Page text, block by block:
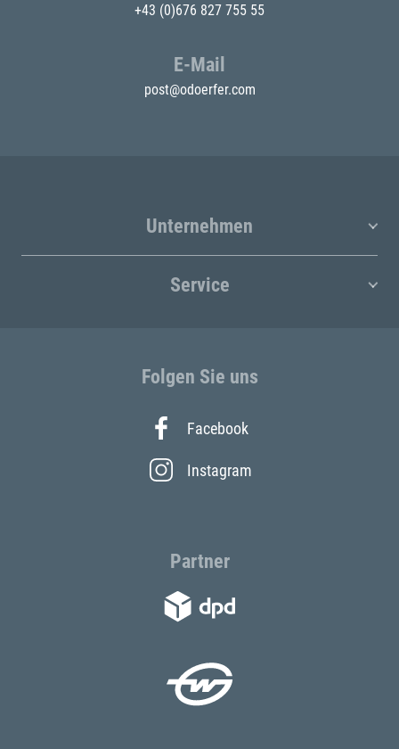
+43 (0)676 827 755 55
E-Mail
post@odoerfer.com
Unternehmen
Service
Folgen Sie uns
Facebook
Instagram
Partner